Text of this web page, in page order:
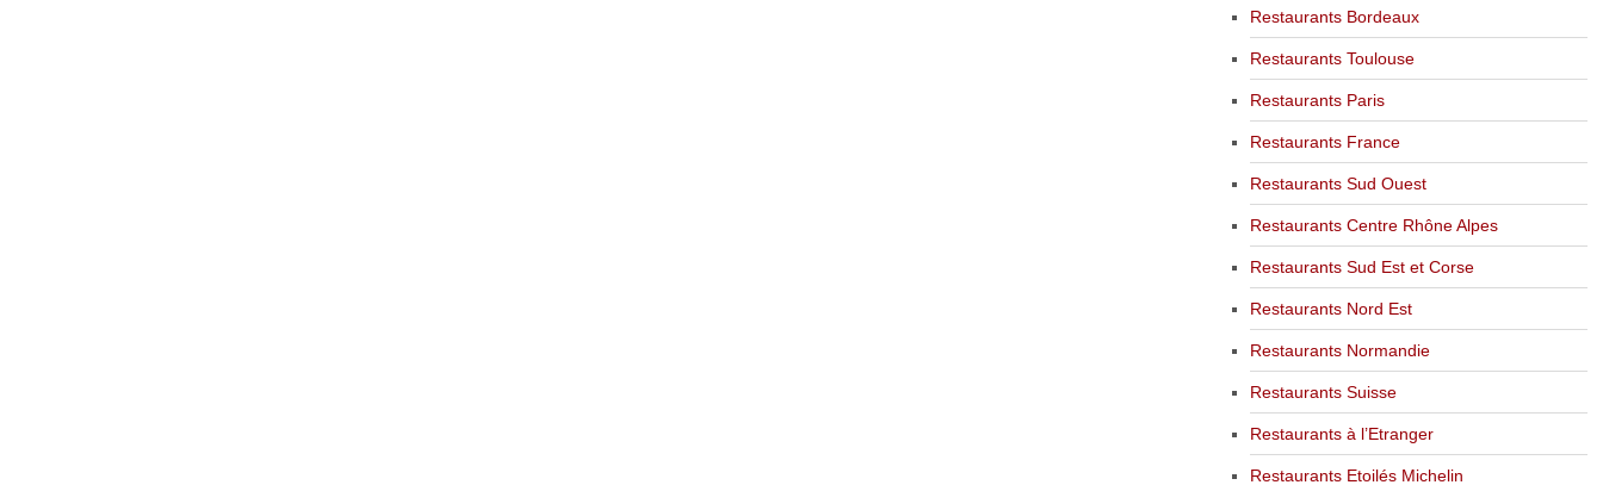
Restaurants Bordeaux
Restaurants Toulouse
Restaurants Paris
Restaurants France
Restaurants Sud Ouest
Restaurants Centre Rhône Alpes
Restaurants Sud Est et Corse
Restaurants Nord Est
Restaurants Normandie
Restaurants Suisse
Restaurants à l’Etranger
Restaurants Etoilés Michelin